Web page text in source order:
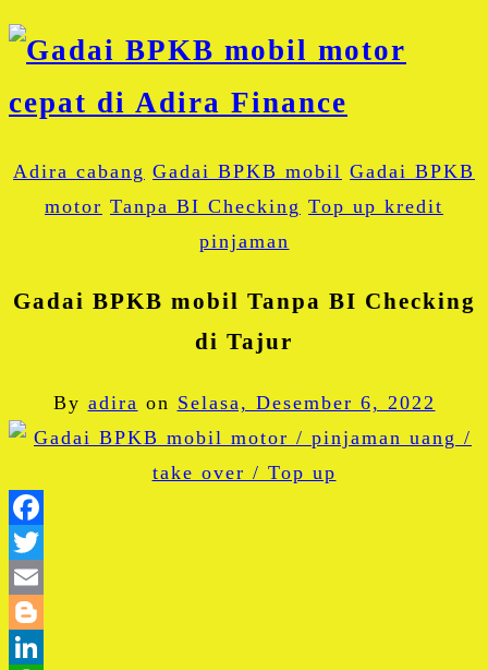
Adira cabang Gadai BPKB mobil Gadai BPKB
motor Tanpa BI Checking Top up kredit
pinjaman
Gadai BPKB mobil Tanpa BI Checking
di Tajur
By adira on Selasa, Desember 6, 2022